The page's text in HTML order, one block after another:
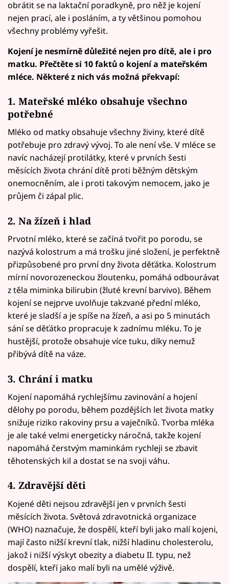
obrátit se na laktační poradkyně, pro něž je kojení
nejen prací, ale i posláním, a ty většinou pomohou
všechny problémy vyřešit.
Kojení je nesmírně důležité nejen pro dítě, ale i pro
matku. Přečtěte si 10 faktů o kojení a mateřském
mléce. Některé z nich vás možná překvapí:
1. Mateřské mléko obsahuje všechno
potřebné
Mléko od matky obsahuje všechny živiny, které dítě
potřebuje pro zdravý vývoj. To ale není vše. V mléce se
navíc nacházejí protilátky, které v prvních šesti
měsících života chrání dítě proti běžným dětským
onemocněním, ale i proti takovým nemocem, jako je
průjem či zápal plic.
2. Na žízeň i hlad
Prvotní mléko, které se začíná tvořit po porodu, se
nazývá kolostrum a má trošku jiné složení, je perfektně
přizpůsobené pro první dny života děťátka. Kolostrum
mírní novorozeneckou žloutenku, pomáhá odbourávat
z těla miminka bilirubin (žluté krevní barvivo). Během
kojení se nejprve uvolňuje takzvané přední mléko,
které je sladší a je spíše na žízeň, a asi po 5 minutách
sání se děťátko propracuje k zadnímu mléku. To je
hustější, protože obsahuje více tuku, díky nemuž
přibývá dítě na váze.
3. Chrání i matku
Kojení napomáhá rychlejšímu zavinování a hojení
dělohy po porodu, během pozdějších let života matky
snižuje riziko rakoviny prsu a vaječníků. Tvorba mléka
je ale také velmi energeticky náročná, takže kojení
napomáhá čerstvým maminkám rychleji se zbavit
těhotenských kil a dostat se na svoji váhu.
4. Zdravější děti
Kojené děti nejsou zdravější jen v prvních šesti
měsících života. Světová zdravotnická organizace
(WHO) naznačuje, že dospělí, kteří byli jako malí kojeni,
mají často nižší krevní tlak, nižší hladinu cholesterolu,
jakož i nižší výskyt obezity a diabetu II. typu, než
dospělí, kteří jako malí byli na umělé výživě.